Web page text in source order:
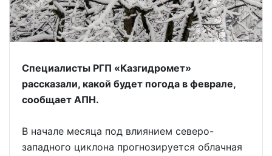
Специалисты РГП «Казгидромет»
рассказали, какой будет погода в феврале,
сообщает АПН.
В начале месяца под влиянием северо-
западного циклона прогнозируется облачная